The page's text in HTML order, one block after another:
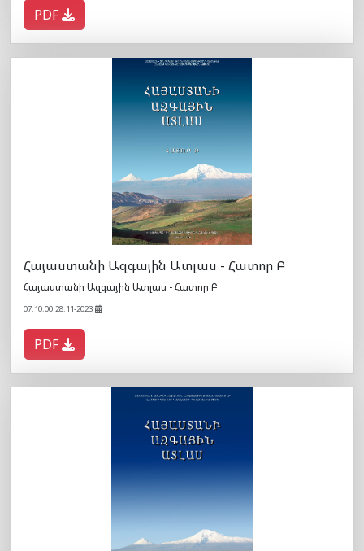
PDF
Հայաստանի Ազգային Ատլաս - Հատոր Բ
Հայաստանի Ազգային Ատլաս - Հատոր Բ
07:10:00 28.11-2023
PDF